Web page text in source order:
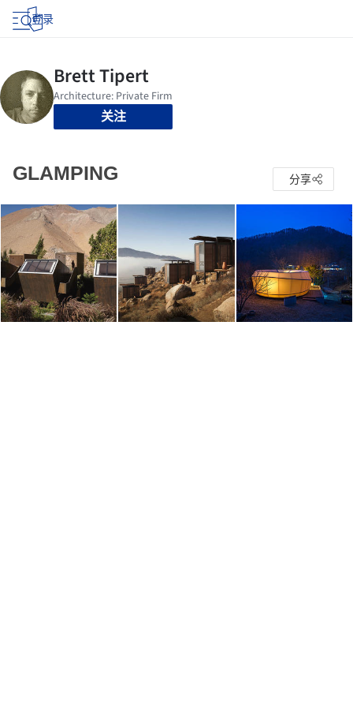
登录
关注
GLAMPING 分享